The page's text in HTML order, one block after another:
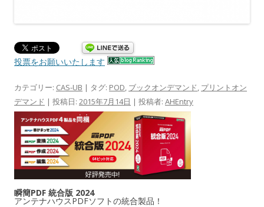
投票をお願いいたします
カテゴリー: CAS-UB | タグ: POD, ブックオンデマンド, プリントオン
デマンド | 投稿日: 2015年7月14日 | 投稿者: AHEntry
瞬簡PDF 統合版 2024
アンテナハウスPDFソフトの統合製品！